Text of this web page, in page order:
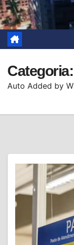
Categoria:
Auto Added by